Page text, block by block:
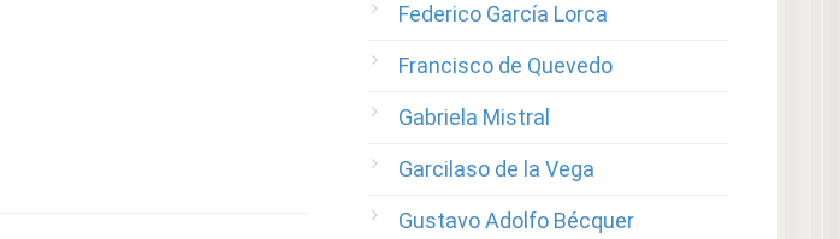
Federico García Lorca
Francisco de Quevedo
Gabriela Mistral
Garcilaso de la Vega
Gustavo Adolfo Bécquer